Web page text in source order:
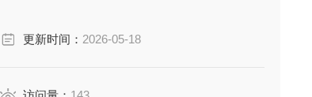
更新时间： 2026-05-18